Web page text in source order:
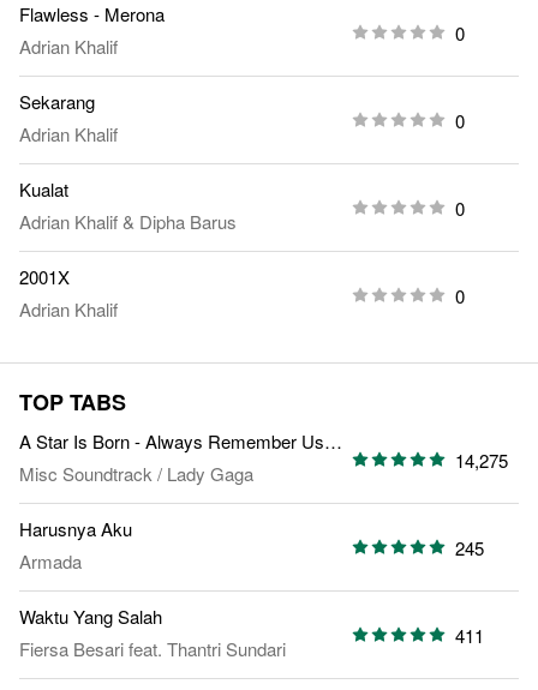
Flawless - Merona
Adrian Khalif
0
Sekarang
Adrian Khalif
0
Kualat
Adrian Khalif& Dipha Barus
0
2001X
Adrian Khalif
0
TOP TABS
A Star Is Born - Always Remember Us This Way
Misc Soundtrack/ Lady Gaga
14,275
Harusnya Aku
Armada
245
Waktu Yang Salah
Fiersa Besarifeat. Thantri Sundari
411